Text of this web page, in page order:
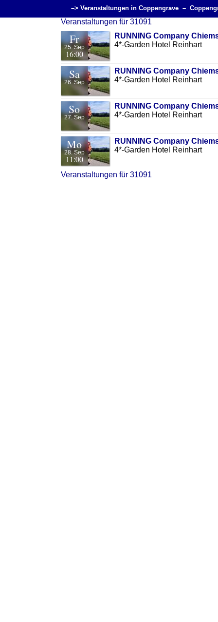
–> Veranstaltungen in Coppengrave –
Veranstaltungen für 31091
Fr
25. Sep
16:00
RUNNING Company
4*-Garden Hotel Reinhart
Sa
26. Sep
RUNNING Company
4*-Garden Hotel Reinhart
So
27. Sep
RUNNING Company
4*-Garden Hotel Reinhart
Mo
28. Sep
11:00
RUNNING Company
4*-Garden Hotel Reinhart
Veranstaltungen für 31091